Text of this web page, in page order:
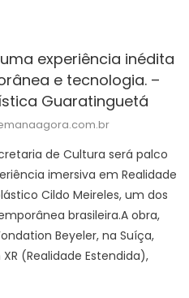
experiência inédita
e tecnologia. –
Guaratinguetá
de Cultura será palco
imersiva em Realidade
Cildo Meireles, um dos
brasileira.A obra,
Beyeler, na Suíça,
(Realidade Estendida),